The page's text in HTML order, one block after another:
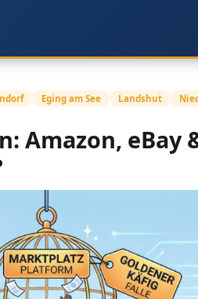
Eging am See Landshut
Amazon, eBay